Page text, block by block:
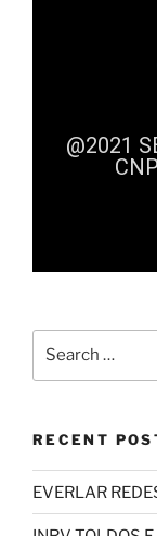
@2021
RECENT
EVERLAR